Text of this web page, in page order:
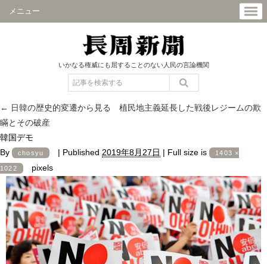
メニュー
いかなる権威にも屈することのない人民の言論機関
← 日韓の歴史的変遷から見る 植民地主義延長した戦後レジームの欺
瞞とその破産
韓国デモ
By
chosyu | Published 2019年8月27日 | Full size is 1403 ×
1022 pixels